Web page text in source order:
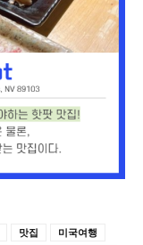
맛집
미국여행